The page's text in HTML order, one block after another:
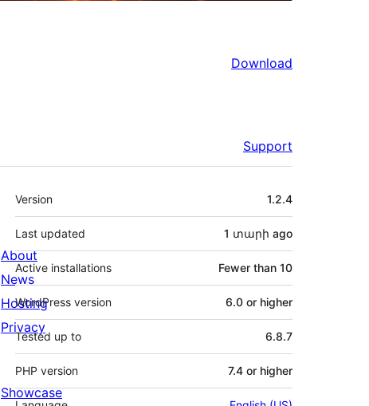
Download
Support
Meta
Version 1.2.4
Last updated 1 տարի ago
Active installations Fewer than 10
WordPress version 6.0 or higher
Tested up to 6.8.7
PHP version 7.4 or higher
About
News
Hosting
Privacy
Showcase